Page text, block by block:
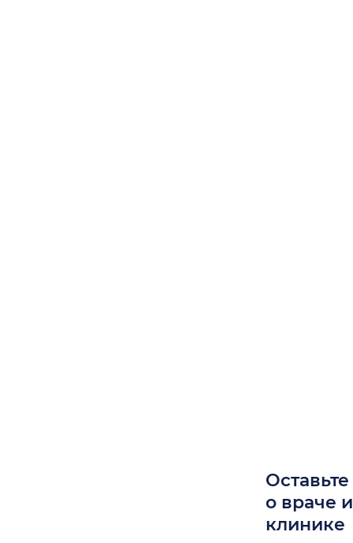
о враче
клинике